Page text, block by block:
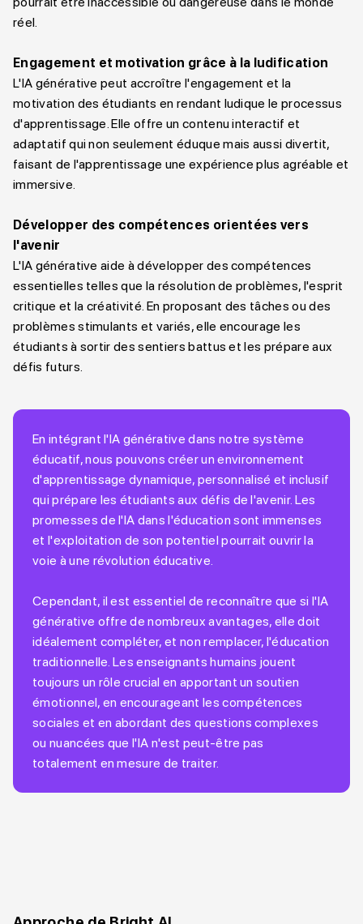
réel.
Engagement et motivation grâce à la ludification
L'IA générative peut accroître l'engagement et la
motivation des étudiants en rendant ludique le processus
d'apprentissage. Elle offre un contenu interactif et
adaptatif qui non seulement éduque mais aussi divertit,
faisant de l'apprentissage une expérience plus agréable et
immersive.
Développer des compétences orientées vers
l'avenir
L'IA générative aide à développer des compétences
essentielles telles que la résolution de problèmes, l'esprit
critique et la créativité. En proposant des tâches ou des
problèmes stimulants et variés, elle encourage les
étudiants à sortir des sentiers battus et les prépare aux
défis futurs.
En intégrant l'IA générative dans notre système
éducatif, nous pouvons créer un environnement
d'apprentissage dynamique, personnalisé et inclusif
qui prépare les étudiants aux défis de l'avenir. Les
promesses de l'IA dans l'éducation sont immenses
et l'exploitation de son potentiel pourrait ouvrir la
voie à une révolution éducative.
Cependant, il est essentiel de reconnaître que si l'IA
générative offre de nombreux avantages, elle doit
idéalement compléter, et non remplacer, l'éducation
traditionnelle. Les enseignants humains jouent
toujours un rôle crucial en apportant un soutien
émotionnel, en encourageant les compétences
sociales et en abordant des questions complexes
ou nuancées que l'IA n'est peut-être pas
totalement en mesure de traiter.